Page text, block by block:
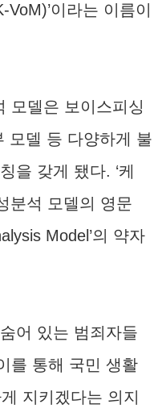
이라는 이름이
모델은 보이스피싱
모델 등 다양하게 불
을 갖게 됐다. ‘케
분석 모델의 영문
Model’의 약자
어 있는 범죄자들
를 통해 국민 생활
지키겠다는 의지